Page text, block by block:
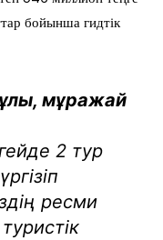
бойынша гидтік
мұражай
2 тур
ресми